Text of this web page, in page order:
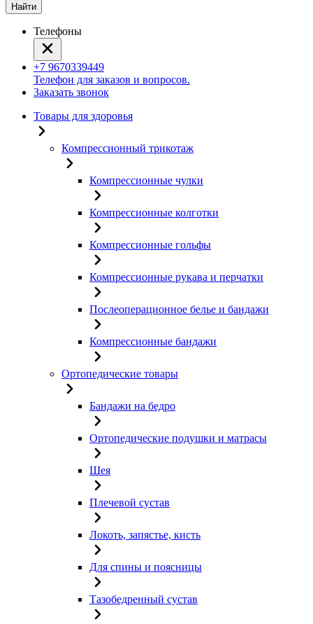
Найти
Телефоны
+7 9670339449
Телефон для заказов и вопросов.
Заказать звонок
Товары для здоровья
Компрессионный трикотаж
Компрессионные чулки
Компрессионные колготки
Компрессионные гольфы
Компрессионные рукава и перчатки
Послеоперационное белье и бандажи
Компрессионные бандажи
Ортопедические товары
Бандажи на бедро
Ортопедические подушки и матрасы
Шея
Плечевой сустав
Локоть, запястье, кисть
Для спины и поясницы
Тазобедренный сустав